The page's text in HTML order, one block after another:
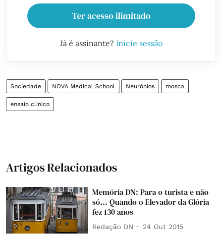
Ter acesso ilimitado
Já é assinante? Inicie sessão
Sociedade NOVA Medical School Neurónios mosca
ensaio clínico
Artigos Relacionados
Memória DN: Para o turista e não
só... Quando o Elevador da Glória
fez 130 anos
Redação DN 24 Out 2015